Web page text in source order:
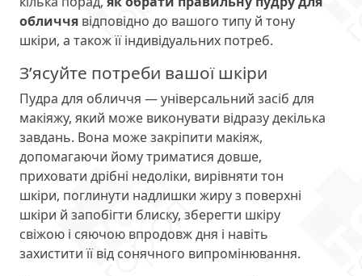
обличчя відповідно до вашого типу й тону
шкіри, а також її індивідуальних потреб.
З’ясуйте потреби вашої шкіри
Пудра для обличчя — універсальний засіб для
макіяжу, який може виконувати відразу декілька
завдань. Вона може закріпити макіяж,
допомагаючи йому триматися довше,
приховати дрібні недоліки, вирівняти тон
шкіри, поглинути надлишки жиру з поверхні
шкіри й запобігти блиску, зберегти шкіру
свіжою і сяючою впродовж дня і навіть
захистити її від сонячного випромінювання.